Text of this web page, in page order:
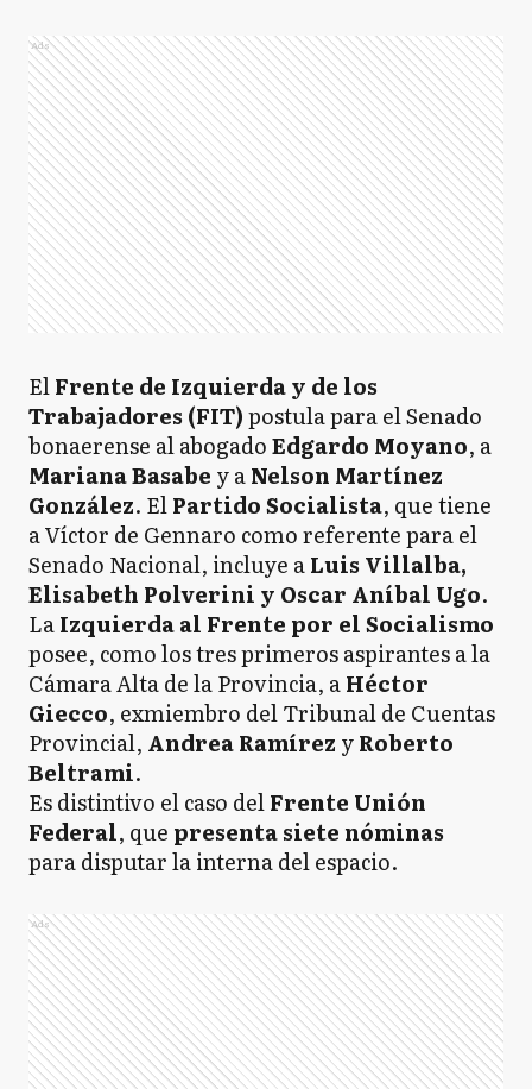
Ads
ElFrente de Izquierda y de los
Trabajadores (FIT)postula para el Senado
bonaerense al abogadoEdgardo Moyano, a
Mariana Basabe y aNelson Martínez
González. ElPartido Socialista, que tiene
a Víctor de Gennaro como referente para el
Senado Nacional, incluye aLuis Villalba,
Elisabeth Polverini y Oscar Aníbal Ugo.
LaIzquierda al Frente por el Socialismo
posee, como los tres primeros aspirantes a la
Cámara Alta de la Provincia, aHéctor
Giecco, exmiembro del Tribunal de Cuentas
Provincial, Andrea Ramírez yRoberto
Beltrami.
Es distintivo el caso delFrente Unión
Federal, que presenta siete nóminas
para disputar la interna del espacio.
Ads